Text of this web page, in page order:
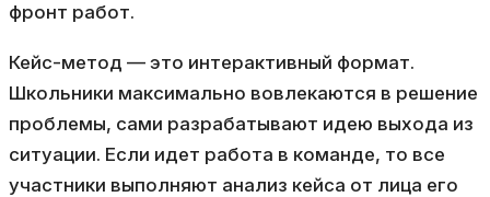
фронт работ.
Кейс-метод — это интерактивный формат.
Школьники максимально вовлекаются в решение
проблемы, сами разрабатывают идею выхода из
ситуации. Если идет работа в команде, то все
участники выполняют анализ кейса от лица его